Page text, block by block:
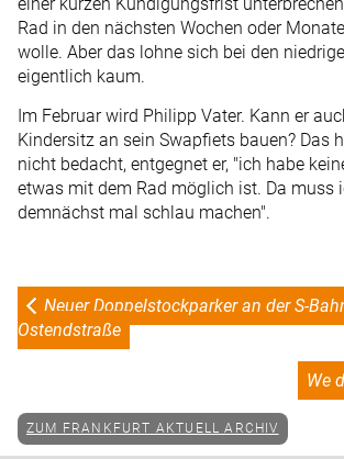
Rad in den nächsten Wochen oder
wolle. Aber das lohne sich bei den
eigentlich kaum.
Im Februar wird Philipp Vater. Kann er
Kindersitz an sein Swapfiets bauen? Das
nicht bedacht, entgegnet er, "ich habe
etwas mit dem Rad möglich ist. Da muss
demnächst mal schlau machen".
Neuer Doppelstockparker an der S-
Ostendstraße
We
ZUM FRANKFURT AKTUELL ARCHIV